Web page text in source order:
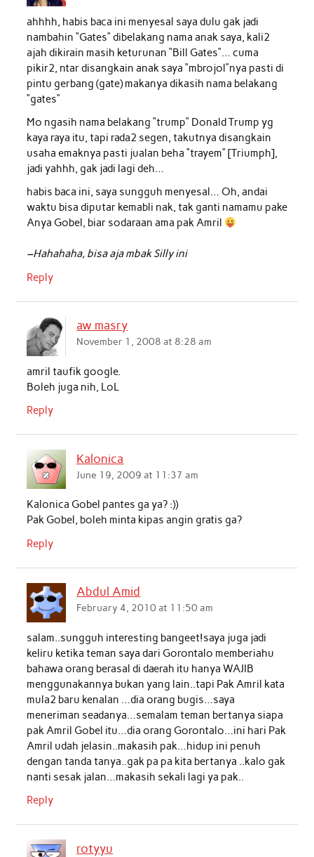
ahhhh, habis baca ini menyesal saya dulu gak jadi
nambahin “Gates” dibelakang nama anak saya, kali2
ajah dikirain masih keturunan “Bill Gates”… cuma
pikir2, ntar disangkain anak saya “mbrojol”nya pasti di
pintu gerbang (gate) makanya dikasih nama belakang
“gates”
Mo ngasih nama belakang “trump” Donald Trump yg
kaya raya itu, tapi rada2 segen, takutnya disangkain
usaha emaknya pasti jualan beha “trayem” [Triumph],
jadi yahhh, gak jadi lagi deh…
habis baca ini, saya sungguh menyesal… Oh, andai
waktu bisa diputar kemabli nak, tak ganti namamu pake
Anya Gobel, biar sodaraan ama pak Amril
–Hahahaha, bisa aja mbak Silly ini
Reply
aw masry
November 1, 2008 at 8:28 am
amril taufik google.
Boleh juga nih, LoL
Reply
Kalonica
June 19, 2009 at 11:37 am
Kalonica Gobel pantes ga ya? :))
Pak Gobel, boleh minta kipas angin gratis ga?
Reply
Abdul Amid
February 4, 2010 at 11:50 am
salam..sungguh interesting bangeet!saya juga jadi
keliru ketika teman saya dari Gorontalo memberiahu
bahawa orang berasal di daerah itu hanya WAJIB
menggunakannya bukan yang lain..tapi Pak Amril kata
mula2 baru kenalan …dia orang bugis…saya
meneriman seadanya…semalam teman bertanya siapa
pak Amril Gobel itu…dia orang Gorontalo…ini hari Pak
Amril udah jelasin..makasih pak…hidup ini penuh
dengan tanda tanya..gak pa pa kita bertanya ..kalo gak
nanti sesak jalan…makasih sekali lagi ya pak..
Reply
rotyyu